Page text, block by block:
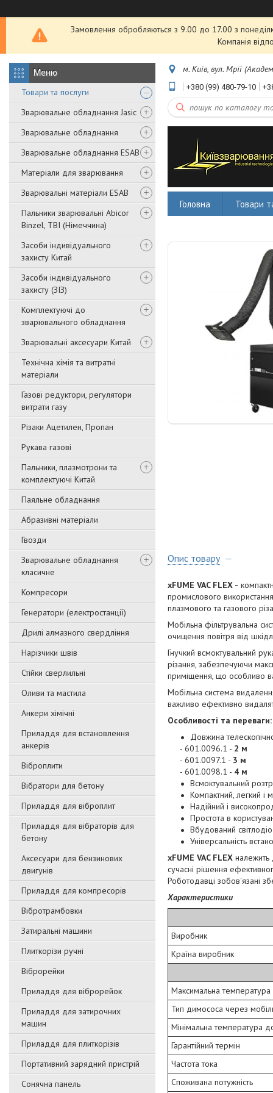
Замовлення обробляються з 9.00 до 17.00 з
Компанія
Товари та послуги
Зварювальне обладнання Jasic
Зварювальне обладнання
Зварювальне обладнання ESAB
Матеріали для зварювання
Зварювальні матеріали ESAB
Пальники зварювальні Abicor
Binzel, TBI (Німеччина)
Засоби індивідуального
захисту Китай
Засоби індивідуального
захисту (ЗІЗ)
Комплектуючі до
зварювального обладнання
Зварювальні аксесуари Китай
Технічна хімія та витратні
матеріали
Газові редуктори, регулятори
витрати газу
Різаки Ацетилен, Пропан
Рукава газові
Пальники, плазмотрони та
комплектуючі Китай
Паяльне обладнання
Абразивні матеріали
Гвозди
Зварювальне обладнання
класичне
Компресори
Генератори (електростанції)
Дрилі алмазного свердління
Нарізчики швів
Стійки сверлильні
Оливи та мастила
Анкери хімічні
Приладдя для встановлення
анкерів
Віброплити
Вібратори для бетону
Приладдя для віброплит
Приладдя для вібраторів для
бетону
Аксесуари для бензинових
двигунів
Приладдя для компресорів
Вібротрамбовки
Затиральні машини
Плиткорізи ручні
Віброрейки
Приладдя для віброрейок
Приладдя для затирочниx
машин
Приладдя для плиткорізів
Портативний зарядний пристрій
Сонячна панель
м. Київ, вул. Мрії
+380 (99) 480-79-10
Головна Товари
Опис товару
xFUME VAC FLEX -
промислового
плазмового та газового
Мобільна фільтрувальна
очищення повітря від
Гнучкий всмоктувальний
різання, забезпечуючи
приміщення, що особливо
Мобільна система
важливо ефективно
Особливості та переваги:
Довжина
- 601.0096.1 - 2 м
- 601.0097.1 - 3 м
- 601.0098.1 - 4 м
Всмоктувальний
Компактний, легкий і
Надійний і
Простота в
Вбудований
Універсальність
xFUME VAC FLEX належить
сучасні рішення
Роботодавці зобов'язані
Характеристики
Виробник
Країна виробник
Максимальна температура
Тип димососа через
Мінімальна температура
Гарантійний термін
Частота тока
Споживана потужність